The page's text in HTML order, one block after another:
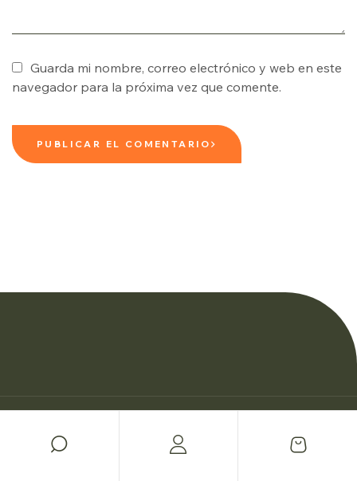
Guarda mi nombre, correo electrónico y web en este
navegador para la próxima vez que comente.
PUBLICAR EL COMENTARIO
Política de privacidad